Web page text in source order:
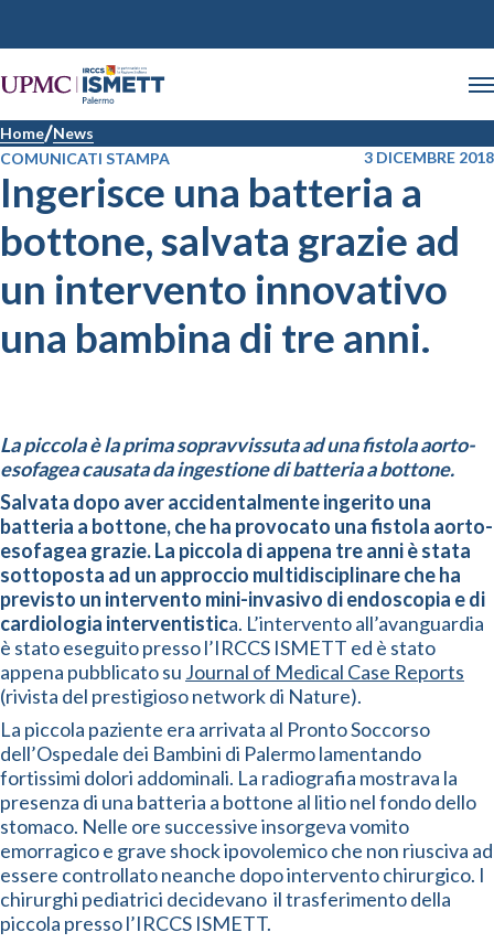
Home News
COMUNICATI STAMPA
3 DICEMBRE 2018
Ingerisce una batteria a
bottone, salvata grazie ad
un intervento innovativo
una bambina di tre anni.
La piccola è la prima sopravvissuta ad una fistola aorto-
esofagea causata da ingestione di batteria a bottone.
Salvata dopo aver accidentalmente ingerito una
batteria a bottone, che ha provocato una fistola aorto-
esofagea grazie. La piccola di appena tre anni è stata
sottoposta ad un approccio multidisciplinare che ha
previsto un intervento mini-invasivo di endoscopia e di
cardiologia interventistica. L’intervento all’avanguardia
è stato eseguito presso l’IRCCS ISMETT ed è stato
appena pubblicato su Journal of Medical Case Reports
(rivista del prestigioso network di Nature).
La piccola paziente era arrivata al Pronto Soccorso
dell’Ospedale dei Bambini di Palermo lamentando
fortissimi dolori addominali. La radiografia mostrava la
presenza di una batteria a bottone al litio nel fondo dello
stomaco. Nelle ore successive insorgeva vomito
emorragico e grave shock ipovolemico che non riusciva ad
essere controllato neanche dopo intervento chirurgico. I
chirurghi pediatrici decidevano il trasferimento della
piccola presso l’IRCCS ISMETT.